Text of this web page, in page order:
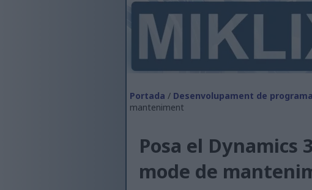
Portada / Desenvolupament de
manteniment
Posa el Dynamics
mode de